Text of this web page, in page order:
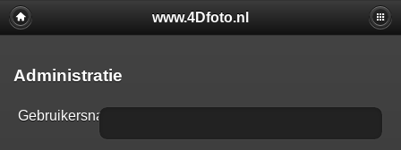
www.4Dfoto.nl
Administratie
Gebruikersnaam